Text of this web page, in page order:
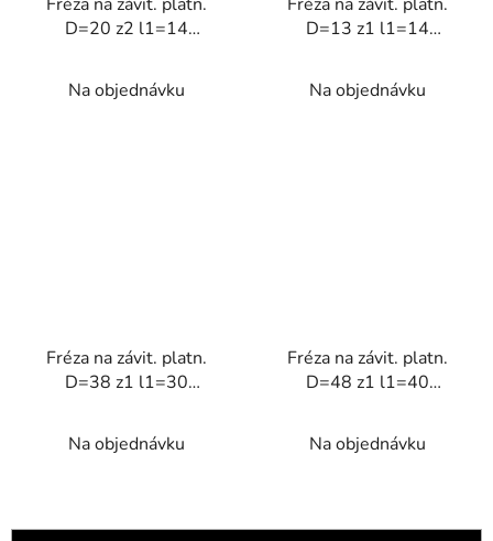
D=20 z2 l1=14
Na objednávku
D=13 z1 l1=14
Na objednávku
Fréza na závit. platn.
D=38 z1 l1=30
Na objednávku
Fréza na závit. platn.
D=48 z1 l1=40
Na objednávku